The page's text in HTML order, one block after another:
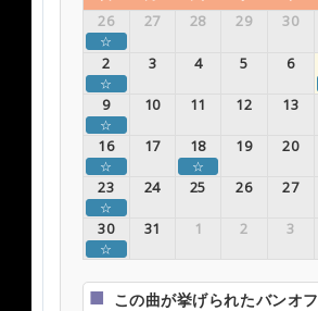
26
27 28 29 30
☆
2 3 4 5 6
☆
9 10 11 12 13
☆
16 17 18 19 20
☆ ☆
23 24 25 26 27
☆
30 31 1 2 3
☆
この曲が挙げられたバンオフ